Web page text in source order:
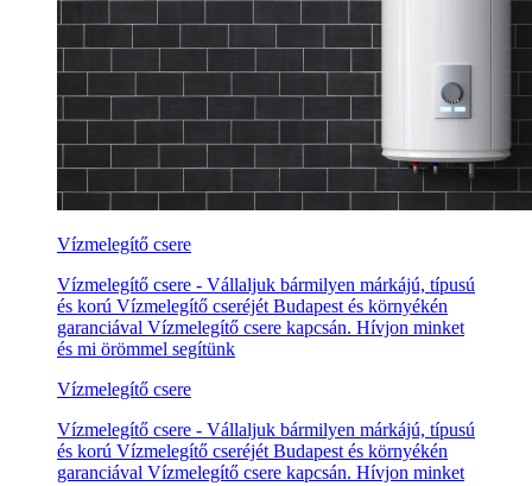
Vízmelegítő csere
Vízmelegítő csere - Vállaljuk bármilyen márkájú, típusú
és korú Vízmelegítő cseréjét Budapest és környékén
garanciával Vízmelegítő csere kapcsán. Hívjon minket
és mi örömmel segítünk
Vízmelegítő csere
Vízmelegítő csere - Vállaljuk bármilyen márkájú, típusú
és korú Vízmelegítő cseréjét Budapest és környékén
garanciával Vízmelegítő csere kapcsán. Hívjon minket